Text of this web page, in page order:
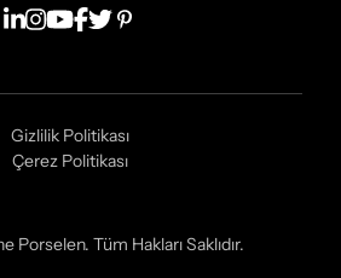
Gizlilik Politikası
Çerez Politikası
Porselen. Tüm Hakları Saklıdır.